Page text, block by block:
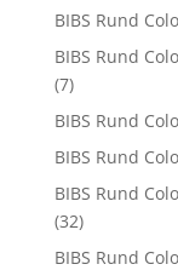
BIBS Rund
BIBS Rund
(7)
BIBS Rund
BIBS Rund
BIBS Rund
(32)
BIBS Rund